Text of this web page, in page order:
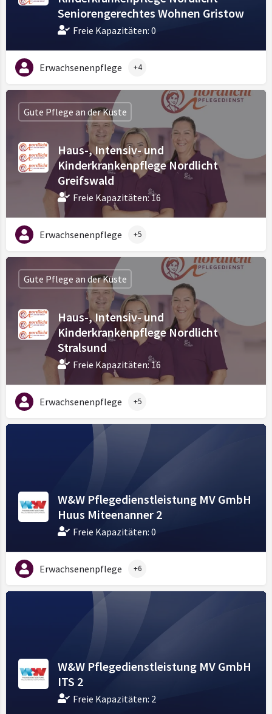
Seniorengerechtes Wohnen Gristow
Freie Kapazitäten: 0
Erwachsenenpflege +4
Haus-, Intensiv- und
Kinderkrankenpflege Nordlicht
Greifswald
Freie Kapazitäten: 16
Gute Pflege an der Küste
Erwachsenenpflege +5
Haus-, Intensiv- und
Kinderkrankenpflege Nordlicht
Stralsund
Freie Kapazitäten: 16
Gute Pflege an der Küste
Erwachsenenpflege +5
W&W Pflegedienstleistung MV GmbH
Huus Miteenanner 2
Freie Kapazitäten: 0
Erwachsenenpflege +6
W&W Pflegedienstleistung MV GmbH
ITS 2
Freie Kapazitäten: 2